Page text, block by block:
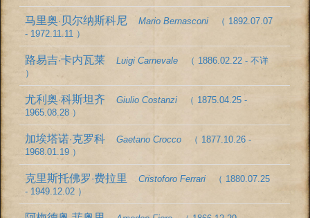
马里奥·贝尔纳斯科尼Mario Bernasconi
（ 1892.07.07
- 1972.11.11 ）
路易吉·卡内瓦莱Luigi Carnevale
（ 1886.02.22 - 不详
）
尤利奥·科斯坦齐Giulio Costanzi
（ 1875.04.25 -
1965.08.28 ）
加埃塔诺·克罗科Gaetano Crocco
（ 1877.10.26 -
1968.01.19 ）
克里斯托佛罗·费拉里Cristoforo Ferrari
（ 1880.07.25
- 1949.12.02 ）